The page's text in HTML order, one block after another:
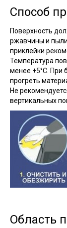
Способ
Поверхность
ржавчины и
приклейки
Температура
менее +5°С. При
прогреть
Не
вертикальных
Область